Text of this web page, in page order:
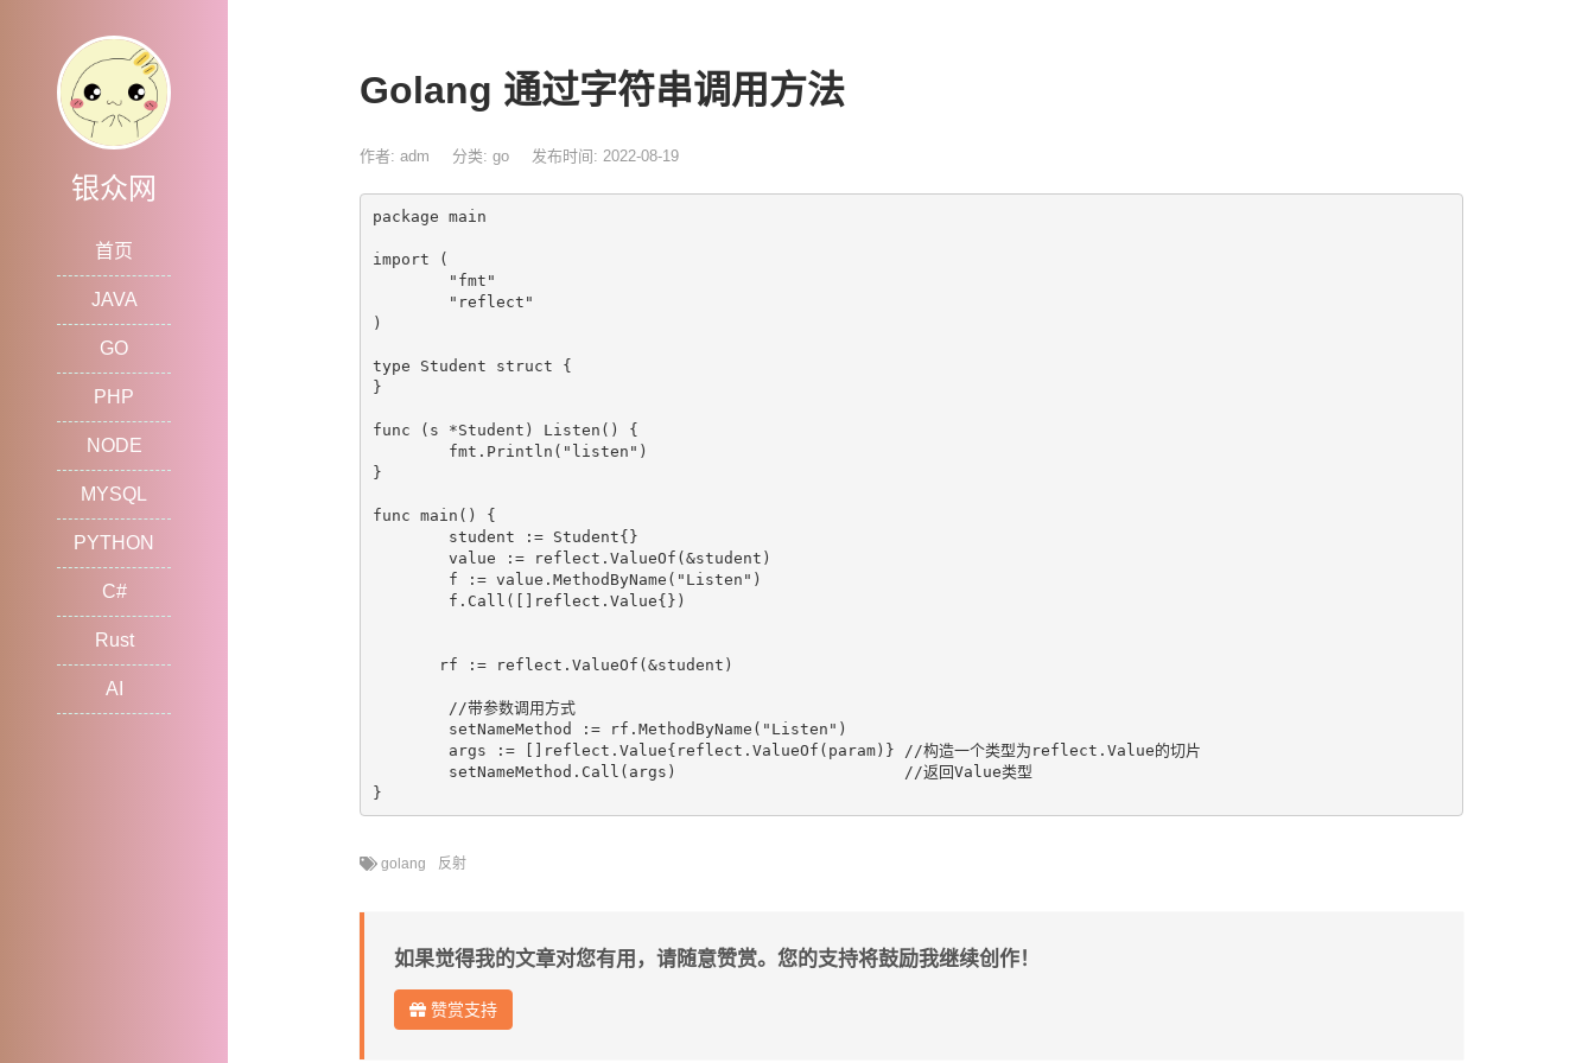
银众网
首页
JAVA
GO
PHP
NODE
MYSQL
PYTHON
C#
Rust
AI
Golang 通过字符串调用方法
作者: adm 分类: go 发布时间: 2022-08-19
package main
import (
)
type Student struct {
}
func (s *Student) Listen() {
}
func main() {
       rf := reflect.ValueOf(&student)
golang 反射
如果觉得我的文章对您有用，请随意赞赏。您的支持将鼓励我继续创作！
赞赏支持